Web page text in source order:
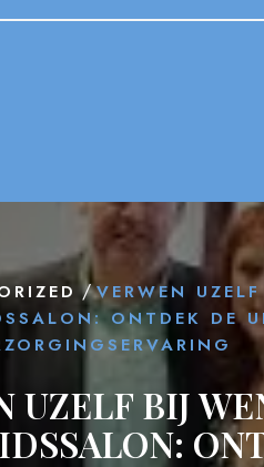
/VERWEN
ONTDEK DE
UZELF BIJ